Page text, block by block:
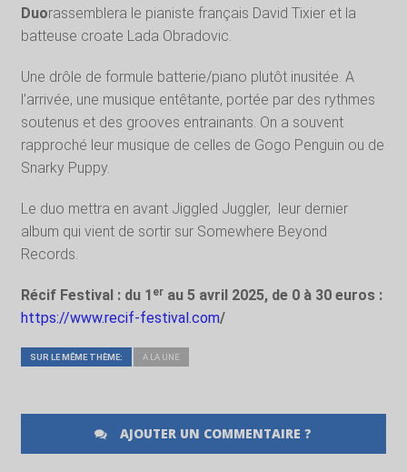
Duorassemblera le pianiste français David Tixier et la
batteuse croate Lada Obradovic.
Une drôle de formule batterie/piano plutôt inusitée. A
l’arrivée, une musique entêtante, portée par des rythmes
soutenus et des grooves entrainants. On a souvent
rapproché leur musique de celles de Gogo Penguin ou de
Snarky Puppy.
Le duo mettra en avant Jiggled Juggler, leur dernier
album qui vient de sortir sur Somewhere Beyond
Records.
Récif Festival : du 1ᵉʳ au 5 avril 2025, de 0 à 30 euros :
https://www.recif-festival.com/
SUR LE MÊME THÈME: A LA UNE
AJOUTER UN COMMENTAIRE ?